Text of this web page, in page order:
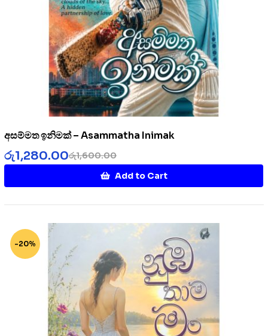
අසම්මත ඉනිමක් – Asammatha Inimak
රු1,600.00
රු1,280.00
Add to Cart
-20%